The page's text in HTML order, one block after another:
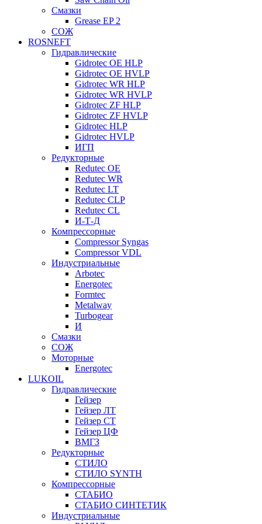
Смазки
Grease EP 2
СОЖ
ROSNEFT
Гидравлические
Gidrotec OE HLP
Gidrotec OE HVLP
Gidrotec WR HLP
Gidrotec WR HVLP
Gidrotec ZF HLP
Gidrotec ZF HVLP
Gidrotec HLP
Gidrotec HVLP
ИГП
Редукторные
Redutec OE
Redutec WR
Redutec LT
Redutec CLP
Redutec CL
И-Т-Д
Компрессорные
Compressor Syngas
Compressor VDL
Индустриальные
Arbotec
Energotec
Formtec
Metalway
Turbogear
И
Смазки
СОЖ
Моторные
Energotec
LUKOIL
Гидравлические
Гейзер
Гейзер ЛТ
Гейзер СТ
Гейзер ЦФ
ВМГЗ
Редукторные
СТИЛО
СТИЛО SYNTH
Компрессорные
СТАБИО
СТАБИО СИНТЕТИК
Индустриальные